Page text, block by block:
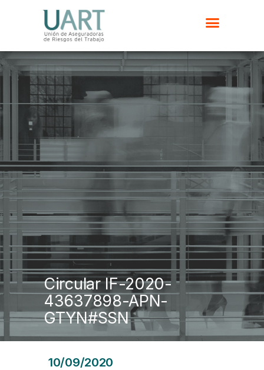
Circular IF-2020-
43637898-APN-
GTYN#SSN
10/09/2020